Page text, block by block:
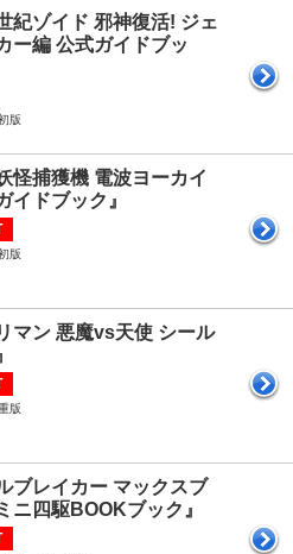
紀ゾイド 邪神復活! ジェ
ー編 公式ガイドブッ
版
怪捕獲機 電波ヨーカイ
イドブック』
版
マン 悪魔vs天使 シール
版
ブレイカー マックスブ
ニ四駆BOOKブック』